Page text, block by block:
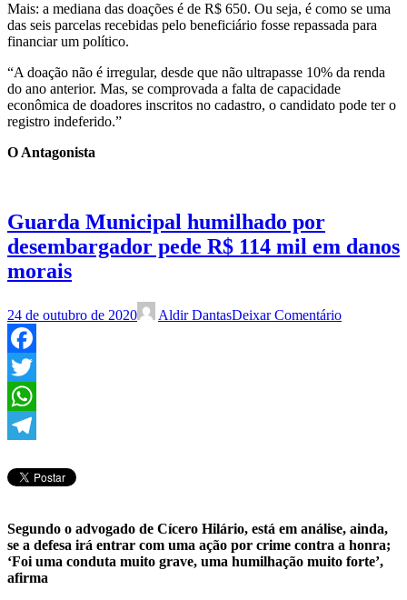
Mais: a mediana das doações é de R$ 650. Ou seja, é como se uma
das seis parcelas recebidas pelo beneficiário fosse repassada para
financiar um político.
“A doação não é irregular, desde que não ultrapasse 10% da renda
do ano anterior. Mas, se comprovada a falta de capacidade
econômica de doadores inscritos no cadastro, o candidato pode ter o
registro indeferido.”
O Antagonista
Guarda Municipal humilhado por
desembargador pede R$ 114 mil em danos
morais
24 de outubro de 2020 Aldir DantasDeixar Comentário
Facebook
Twitter
WhatsApp
Segundo o advogado de Cícero Hilário, está em análise, ainda,
se a defesa irá entrar com uma ação por crime contra a honra;
‘Foi uma conduta muito grave, uma humilhação muito forte’,
afirma